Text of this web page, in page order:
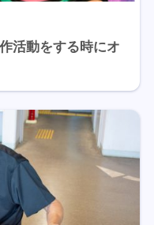
活動をする時にオ